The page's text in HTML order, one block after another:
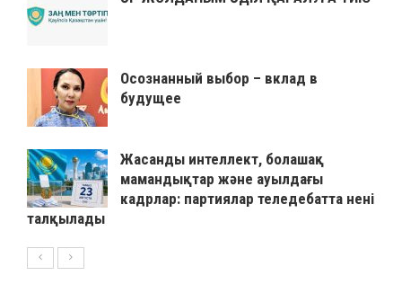
Осознанный выбор – вклад в
будущее
Жасанды интеллект, болашақ
мамандықтар және ауылдағы
кадрлар: партиялар теледебатта нені
талқылады